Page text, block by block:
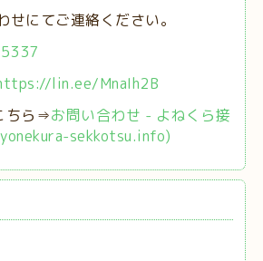
せにてご連絡ください。
lin.ee/MnaIh2B
ちら⇒お問い合わせ - よねくら接
sekkotsu.info)